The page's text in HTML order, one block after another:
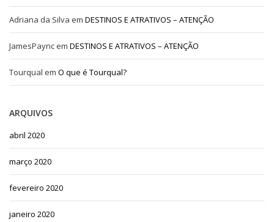
Adriana da Silva em DESTINOS E ATRATIVOS – ATENÇÃO
JamesPaync em DESTINOS E ATRATIVOS – ATENÇÃO
Tourqual em O que é Tourqual?
ARQUIVOS
abril 2020
março 2020
fevereiro 2020
janeiro 2020